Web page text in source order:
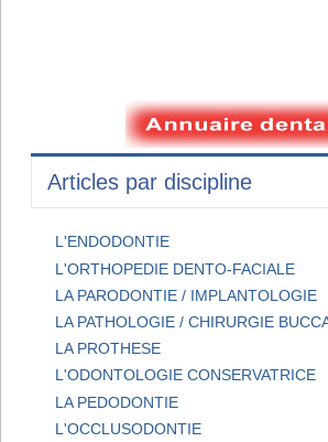
Articles par discipline
L'ENDODONTIE
L'ORTHOPEDIE DENTO-FACIALE
LA PARODONTIE / IMPLANTOLOGIE
LA PATHOLOGIE / CHIRURGIE
LA PROTHESE
L'ODONTOLOGIE CONSERVATRICE
LA PEDODONTIE
L'OCCLUSODONTIE